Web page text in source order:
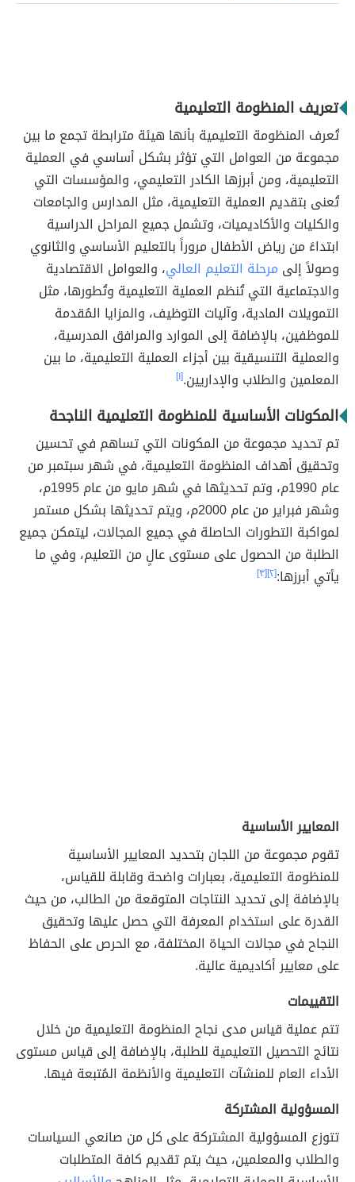
تعريف المنظومة التعليمية
تُعرف المنظومة التعليمية بأنها هيئة مترابطة تجمع ما بين
مجموعة من العوامل التي تؤثر بشكل أساسي في العملية
التعليمية، ومن أبرزها الكادر التعليمي، والمؤسسات التي
تُعنى بتقديم العملية التعليمية، مثل المدارس والجامعات
والكليات والأكاديميات، وتشمل جميع المراحل الدراسية
ابتداءً من رياض الأطفال مروراً بالتعليم الأساسي والثانوي
وصولاً إلى مرحلة التعليم العالي، والعوامل الاقتصادية
والاجتماعية التي تُنظم العملية التعليمية وتُطورها، مثل
التمويلات المادية، وآليات التوظيف، والمزايا المُقدمة
للموظفين، بالإضافة إلى الموارد والمرافق المدرسية،
والعملية التنسيقية بين أجزاء العملية التعليمية، ما بين
المعلمين والطلاب والإداريين.[١]
المكونات الأساسية للمنظومة التعليمية الناجحة
تم تحديد مجموعة من المكونات التي تساهم في تحسين
وتحقيق أهداف المنظومة التعليمية، في شهر سبتمبر من
عام 1990م، وتم تحديثها في شهر مايو من عام 1995م،
وشهر فبراير من عام 2000م، ويتم تحديثها بشكل مستمر
لمواكبة التطورات الحاصلة في جميع المجالات، ليتمكن جميع
الطلبة من الحصول على مستوى عالٍ من التعليم، وفي ما
يأتي أبرزها:[٢] [٣]
المعايير الأساسية
تقوم مجموعة من اللجان بتحديد المعايير الأساسية
للمنظومة التعليمية، بعبارات واضحة وقابلة للقياس،
بالإضافة إلى تحديد النتاجات المتوقعة من الطالب، من حيث
القدرة على استخدام المعرفة التي حصل عليها وتحقيق
النجاح في مجالات الحياة المختلفة، مع الحرص على الحفاظ
على معايير أكاديمية عالية.
التقييمات
تتم عملية قياس مدى نجاح المنظومة التعليمية من خلال
نتائج التحصيل التعليمية للطلبة، بالإضافة إلى قياس مستوى
الأداء العام للمنشآت التعليمية والأنظمة المُتبعة فيها.
المسؤولية المشتركة
تتوزع المسؤولية المشتركة على كل من صانعي السياسات
والطلاب والمعلمين، حيث يتم تقديم كافة المتطلبات